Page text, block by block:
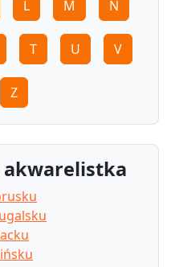
L M N
T U V
Z
akwarelistka